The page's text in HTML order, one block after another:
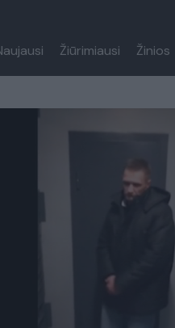
Žiūrimiausi Žinios